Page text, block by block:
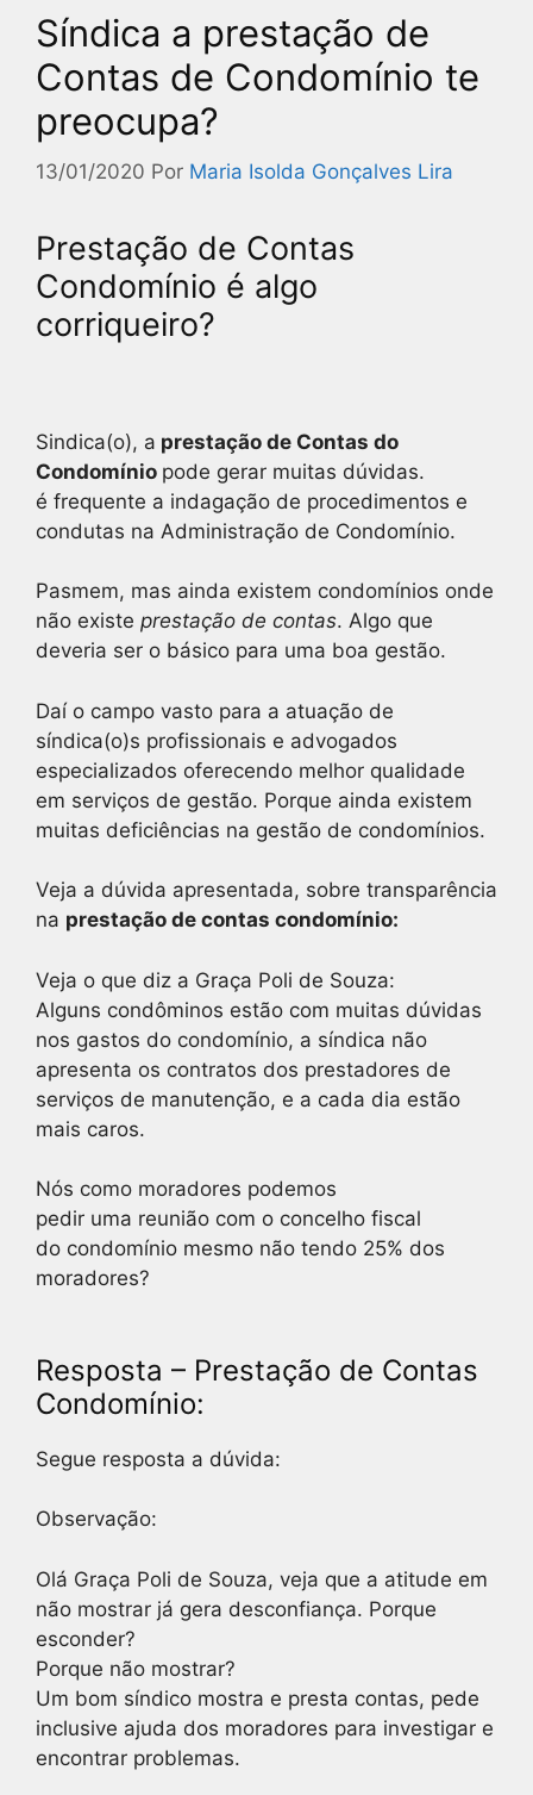
Síndica a prestação de
Contas de Condomínio te
preocupa?
13/01/2020 Por Maria Isolda Gonçalves Lira
Prestação de Contas
Condomínio é algo
corriqueiro?
Sindica(o), a prestação de Contas do
Condomínio pode gerar muitas dúvidas.
é frequente a indagação de procedimentos e
condutas na Administração de Condomínio.
Pasmem, mas ainda existem condomínios onde
não existe prestação de contas. Algo que
deveria ser o básico para uma boa gestão.
Daí o campo vasto para a atuação de
síndica(o)s profissionais e advogados
especializados oferecendo melhor qualidade
em serviços de gestão. Porque ainda existem
muitas deficiências na gestão de condomínios.
Veja a dúvida apresentada, sobre transparência
na prestação de contas condomínio:
Veja o que diz a Graça Poli de Souza:
Alguns condôminos estão com muitas dúvidas
nos gastos do condomínio, a síndica não
apresenta os contratos dos prestadores de
serviços de manutenção, e a cada dia estão
mais caros.
Nós como moradores podemos
pedir uma reunião com o concelho fiscal
do condomínio mesmo não tendo 25% dos
moradores?
Resposta – Prestação de Contas
Condomínio:
Segue resposta a dúvida:
Observação:
Olá Graça Poli de Souza, veja que a atitude em
não mostrar já gera desconfiança. Porque
esconder?
Porque não mostrar?
Um bom síndico mostra e presta contas, pede
inclusive ajuda dos moradores para investigar e
encontrar problemas.